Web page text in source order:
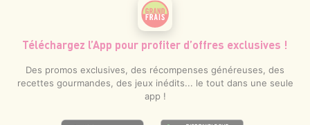
Téléchargez l’App pour profiter d’offres exclusives !
Des promos exclusives, des récompenses généreuses, des
recettes gourmandes, des jeux inédits... le tout dans une seule
app !